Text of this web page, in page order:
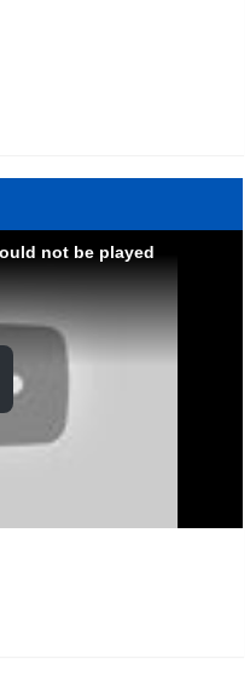
not be played